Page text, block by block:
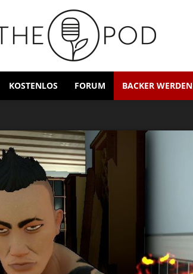
KOSTENLOS FORUM BACKER WERDEN